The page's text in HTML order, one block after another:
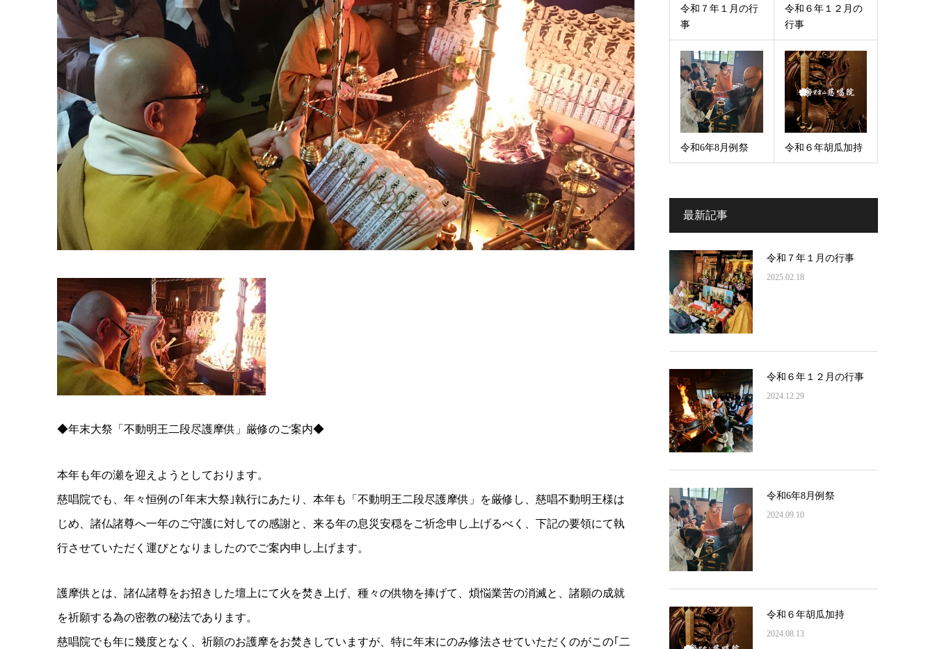
◆年末大祭「不動明王二段尽護摩供」厳修のご案内◆
本年も年の瀬を迎えようとしております。
慈唱院でも、年々恒例の｢年末大祭｣執行にあたり、本年も「不動明王二段尽護摩供」を厳修し、慈唱不動明王様は
じめ、諸仏諸尊へ一年のご守護に対しての感謝と、来る年の息災安穏をご祈念申し上げるべく、下記の要領にて執
行させていただく運びとなりましたのでご案内申し上げます。
護摩供とは、諸仏諸尊をお招きした壇上にて火を焚き上げ、種々の供物を捧げて、煩悩業苦の消滅と、諸願の成就
を祈願する為の密教の秘法であります。
慈唱院でも年に幾度となく、祈願のお護摩をお焚きしていますが、特に年末にのみ修法させていただくのがこの｢二
令和７年１月の行
事
令和６年１２月の
行事
令和6年8月例祭 令和６年胡瓜加持
最新記事
令和７年１月の行事
2025.02.18
令和６年１２月の行事
2024.12.29
令和6年8月例祭
2024.09.10
令和６年胡瓜加持
2024.08.13